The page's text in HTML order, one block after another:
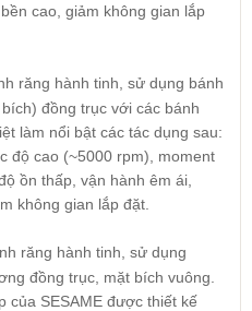
cao, giảm không gian lắp
răng hành tinh, sử dụng bánh
đồng trục với các bánh
làm nổi bật các tác dụng sau:
độ cao (~5000 rpm), moment
ồn thấp, vận hành êm ái,
không gian lắp đặt.
răng hành tinh, sử dụng
đồng trục, mặt bích vuông.
của SESAME được thiết kế